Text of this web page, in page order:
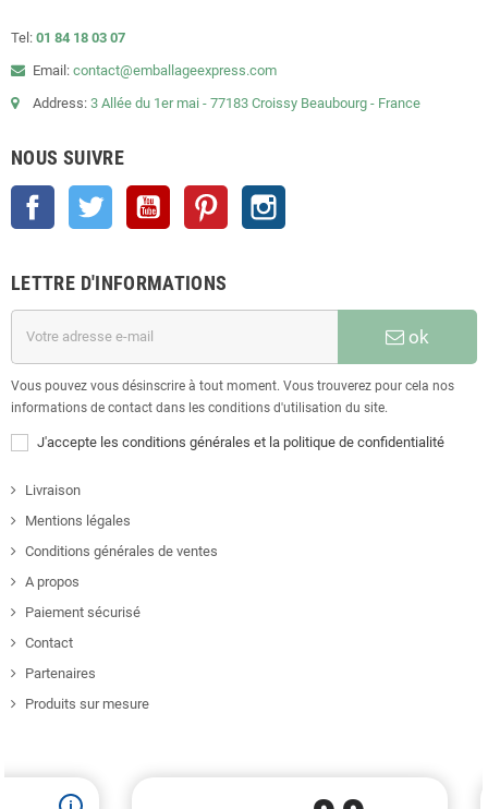
Tel: 01 84 18 03 07
Email: contact@emballageexpress.com
Address: 3 Allée du 1er mai - 77183 Croissy Beaubourg - France
NOUS SUIVRE
Facebook Twitter YouTube Pinterest
LETTRE D'INFORMATIONS
ok
Vous pouvez vous désinscrire à tout moment. Vous trouverez pour cela nos
informations de contact dans les conditions d'utilisation du site.
J'accepte les conditions générales et la politique de confidentialité
Livraison
Mentions légales
Conditions générales de ventes
A propos
Paiement sécurisé
Contact
Partenaires
Produits sur mesure